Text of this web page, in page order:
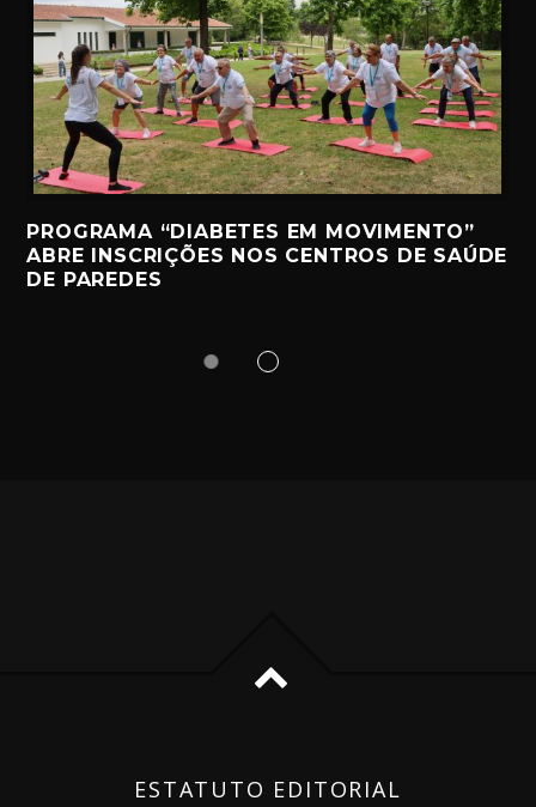
PROGRAMA “DIABETES EM MOVIMENTO”
ABRE INSCRIÇÕES NOS CENTROS DE SAÚDE
DE PAREDES
ESTATUTO EDITORIAL